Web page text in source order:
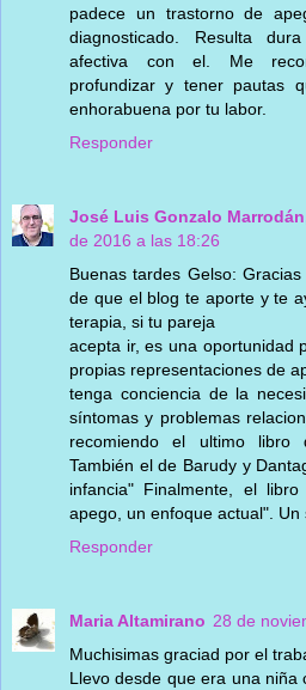
padece un trastorno de
diagnosticado. Resulta
afectiva con el. Me
profundizar y tener pautas
enhorabuena por tu labor.
Responder
José Luis Gonzalo
de 2016 a las 18:26
Buenas tardes Gelso:
de que el blog te aporte y te
terapia, si tu pareja
acepta ir, es una oportunidad
propias representaciones de
tenga conciencia de la
síntomas y problemas
recomiendo el ultimo libro
También el de Barudy y
infancia" Finalmente, el
apego, un enfoque actual". Un
Responder
Maria Altamirano 28 de
Muchisimas graciad por el
Llevo desde que era una